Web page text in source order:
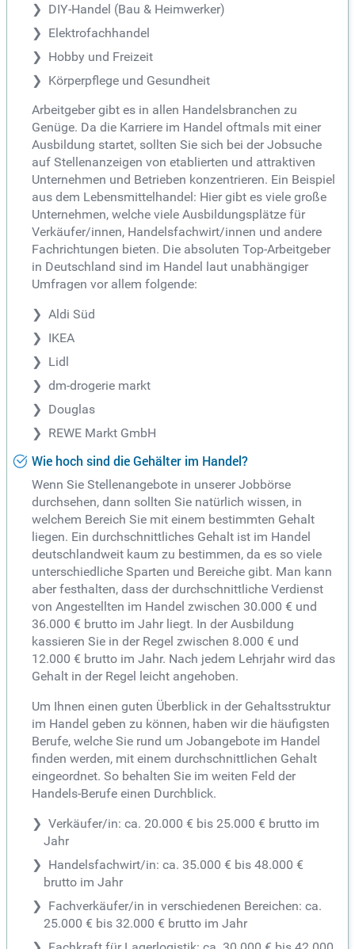
DIY-Handel (Bau & Heimwerker)
Elektrofachhandel
Hobby und Freizeit
Körperpflege und Gesundheit
Arbeitgeber gibt es in allen Handelsbranchen zu
Genüge. Da die Karriere im Handel oftmals mit einer
Ausbildung startet, sollten Sie sich bei der Jobsuche
auf Stellenanzeigen von etablierten und attraktiven
Unternehmen und Betrieben konzentrieren. Ein Beispiel
aus dem Lebensmittelhandel: Hier gibt es viele große
Unternehmen, welche viele Ausbildungsplätze für
Verkäufer/innen, Handelsfachwirt/innen und andere
Fachrichtungen bieten. Die absoluten Top-Arbeitgeber
in Deutschland sind im Handel laut unabhängiger
Umfragen vor allem folgende:
Aldi Süd
IKEA
Lidl
dm-drogerie markt
Douglas
REWE Markt GmbH
Wie hoch sind die Gehälter im Handel?
Wenn Sie Stellenangebote in unserer Jobbörse
durchsehen, dann sollten Sie natürlich wissen, in
welchem Bereich Sie mit einem bestimmten Gehalt
liegen. Ein durchschnittliches Gehalt ist im Handel
deutschlandweit kaum zu bestimmen, da es so viele
unterschiedliche Sparten und Bereiche gibt. Man kann
aber festhalten, dass der durchschnittliche Verdienst
von Angestellten im Handel zwischen 30.000 € und
36.000 € brutto im Jahr liegt. In der Ausbildung
kassieren Sie in der Regel zwischen 8.000 € und
12.000 € brutto im Jahr. Nach jedem Lehrjahr wird das
Gehalt in der Regel leicht angehoben.
Um Ihnen einen guten Überblick in der Gehaltsstruktur
im Handel geben zu können, haben wir die häufigsten
Berufe, welche Sie rund um Jobangebote im Handel
finden werden, mit einem durchschnittlichen Gehalt
eingeordnet. So behalten Sie im weiten Feld der
Handels-Berufe einen Durchblick.
Verkäufer/in: ca. 20.000 € bis 25.000 € brutto im
Jahr
Handelsfachwirt/in: ca. 35.000 € bis 48.000 €
brutto im Jahr
Fachverkäufer/in in verschiedenen Bereichen: ca.
25.000 € bis 32.000 € brutto im Jahr